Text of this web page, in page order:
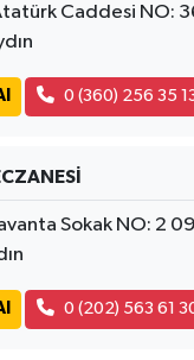
Caddesi NO:
0 (360) 256 35
Sokak NO: 2
0 (202) 563 61